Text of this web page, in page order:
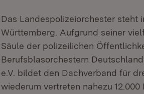
Das Landespolizeiorchester steht
Württemberg. Aufgrund seiner
Säule der polizeilichen
Berufsblasorchestern
e.V. bildet den Dachverband für
wiederum vertreten nahezu